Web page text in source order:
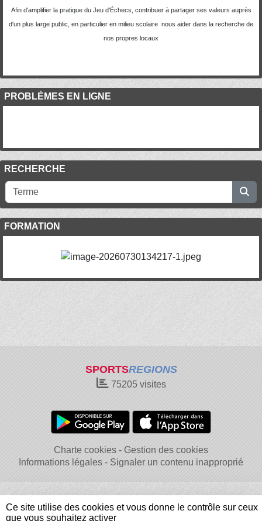
Afin d'amplifier la pratique du Jeu d'Échecs, contribuer à partager ses valeurs auprès
d'un plus large public, en particulier en milieu scolaire nous aider dans la recherche de
nos propres locaux
PROBLÈMES EN LIGNE
RECHERCHE
FORMATION
SPORTSREGIONS
75205visites
Charte cookies
Gestion des cookies
Informations légales
Signaler un contenu inapproprié
Ce site utilise des cookies et vous donne le contrôle sur ceux
que vous souhaitez activer